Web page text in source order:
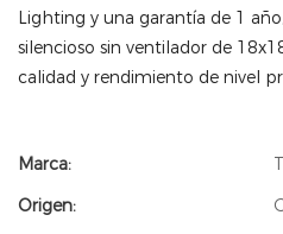
Lighting y una garantía de 1
silencioso sin ventilador de
calidad y rendimiento de nivel
Marca:
Origen: